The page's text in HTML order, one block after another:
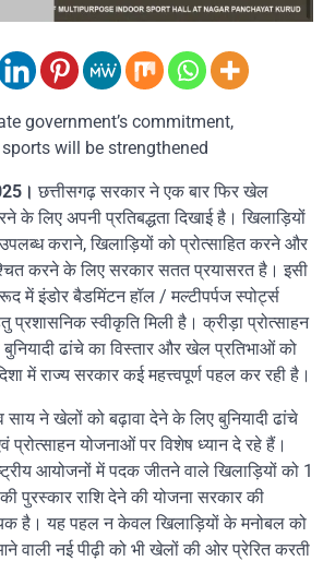
government’s commitment,
will be strengthened
छत्तीसगढ़ सरकार ने एक बार फिर खेल
के लिए अपनी प्रतिबद्धता दिखाई है। खिलाड़ियों
कराने, खिलाड़ियों को प्रोत्साहित करने और
करने के लिए सरकार सतत प्रयासरत है। इसी
में इंडोर बैडमिंटन हॉल / मल्टीपर्पज स्पोर्ट्स
प्रशासनिक स्वीकृति मिली है। क्रीड़ा प्रोत्साहन
ढांचे का विस्तार और खेल प्रतिभाओं को
में राज्य सरकार कई महत्त्वपूर्ण पहल कर रही है।
साय ने खेलों को बढ़ावा देने के लिए बुनियादी ढांचे
प्रोत्साहन योजनाओं पर विशेष ध्यान दे रहे हैं।
आयोजनों में पदक जीतने वाले खिलाड़ियों को 1
पुरस्कार राशि देने की योजना सरकार की
है। यह पहल न केवल खिलाड़ियों के मनोबल को
वाली नई पीढ़ी को भी खेलों की ओर प्रेरित करती